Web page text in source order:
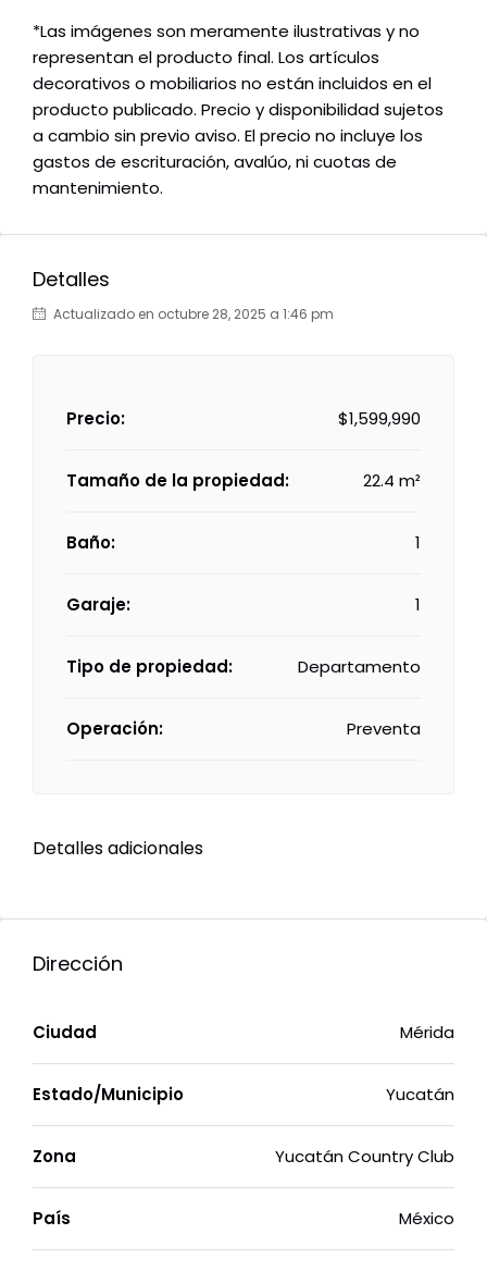
*Las imágenes son meramente ilustrativas y no
representan el producto final. Los artículos
decorativos o mobiliarios no están incluidos en el
producto publicado. Precio y disponibilidad sujetos
a cambio sin previo aviso. El precio no incluye los
gastos de escrituración, avalúo, ni cuotas de
mantenimiento.
Detalles
Actualizado en octubre 28, 2025 a 1:46 pm
Precio: $1,599,990
Tamaño de la propiedad: 22.4 m²
Baño: 1
Garaje: 1
Tipo de propiedad: Departamento
Operación: Preventa
Detalles adicionales
Dirección
Ciudad Mérida
Estado/Municipio Yucatán
Zona Yucatán Country Club
País México